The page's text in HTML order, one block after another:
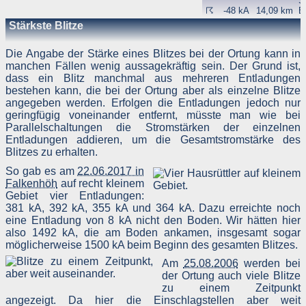
Quelle/Verweis, von welchem Sie auf die Seite gelangten
Verwendeter Browser
Verwendetes Betriebssystem
Verwendete IP-Adresse
Die Server-Logfiles werden für einige Zeit gespeichert und
anschließend gelöscht. Dies liegt in der Zuständigkeit des Providers
Strato AG, der Websitebetreiber nutzt diese Daten nicht. Strato
dazu:
DSGVO und Log-Daten: Welche Daten wir von Deinen Website-
Besuchern erheben und warum
Datenschutzinformation
Der Websitebetreiber zeichnet die o. g. Daten selbst auf und
zu erkennen, um z. B. Missbrauchsfälle aufklären zu können und
zur Qualitätssicherung um festzustellen, welche Seiten von wo wie
oft aufgerufen werden. Müssen Daten aus Beweisgründen
aufgehoben werden, sind sie solange von der Löschung
ausgenommen bis der Vorfall endgültig geklärt ist.
Reichweitenmessung & Cookies
Eine Reichweitenmessung in diesem Sinne erfolgt durch den
Websitebetreiber nicht, es werden nur die Aufrufzahlen der Website
und der Webseiten auf der Basis der Logfiles ohne direkte
Verbindung zu Besuchern ausgewertet.
☈
-48 kA 14,09 km
Stärkste Blitze
Die Angabe der Stärke eines Blitzes bei der Ortung kann in
manchen Fällen wenig aussagekräftig sein. Der Grund ist,
dass ein Blitz manchmal aus mehreren Entladungen
bestehen kann, die bei der Ortung aber als einzelne Blitze
angegeben werden. Erfolgen die Entladungen jedoch nur
geringfügig voneinander entfernt, müsste man wie bei
Parallelschaltungen die Stromstärken der einzelnen
Entladungen addieren, um die Gesamtstromstärke des
Blitzes zu erhalten.
So gab es am 22.06.2017 in
Falkenhöh auf recht kleinem
Gebiet vier Entladungen:
381 kA, 392 kA, 355 kA und 364 kA. Dazu erreichte noch
eine Entladung von 8 kA nicht den Boden. Wir hätten hier
also 1492 kA, die am Boden ankamen, insgesamt sogar
möglicherweise 1500 kA beim Beginn des gesamten Blitzes.
Am 25.08.2006werden bei
der Ortung auch viele Blitze
zu einem Zeitpunkt
angezeigt. Da hier die Einschlagstellen aber weit